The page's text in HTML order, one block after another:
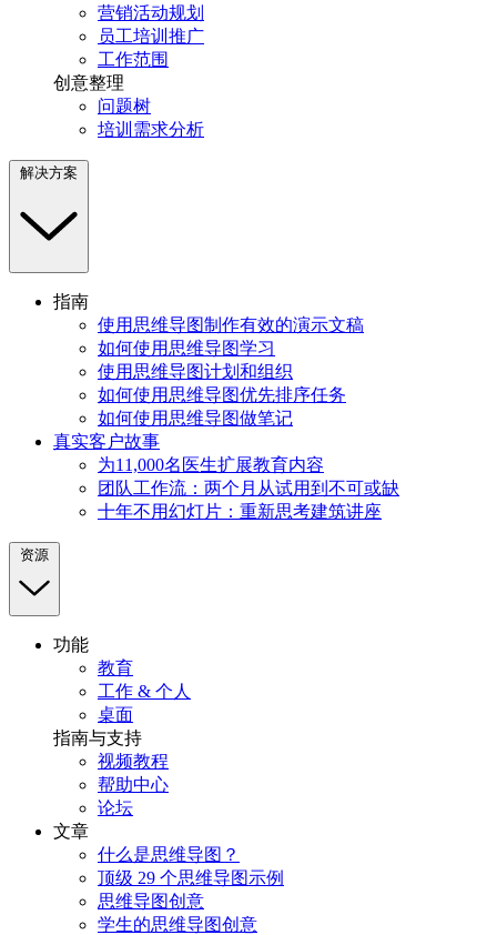
营销活动规划
员工培训推广
工作范围
创意整理
问题树
培训需求分析
解决方案
指南
使用思维导图制作有效的演示文稿
如何使用思维导图学习
使用思维导图计划和组织
如何使用思维导图优先排序任务
如何使用思维导图做笔记
真实客户故事
为11,000名医生扩展教育内容
团队工作流：两个月从试用到不可或缺
十年不用幻灯片：重新思考建筑讲座
资源
功能
教育
工作 & 个人
桌面
指南与支持
视频教程
帮助中心
论坛
文章
什么是思维导图？
顶级 29 个思维导图示例
思维导图创意
学生的思维导图创意